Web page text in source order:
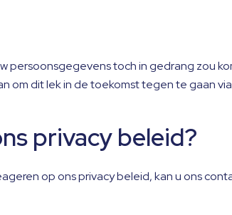
persoonsgegevens toch in gedrang zou
om dit lek in de toekomst tegen te gaan
privacy beleid?
op ons privacy beleid, kan u ons